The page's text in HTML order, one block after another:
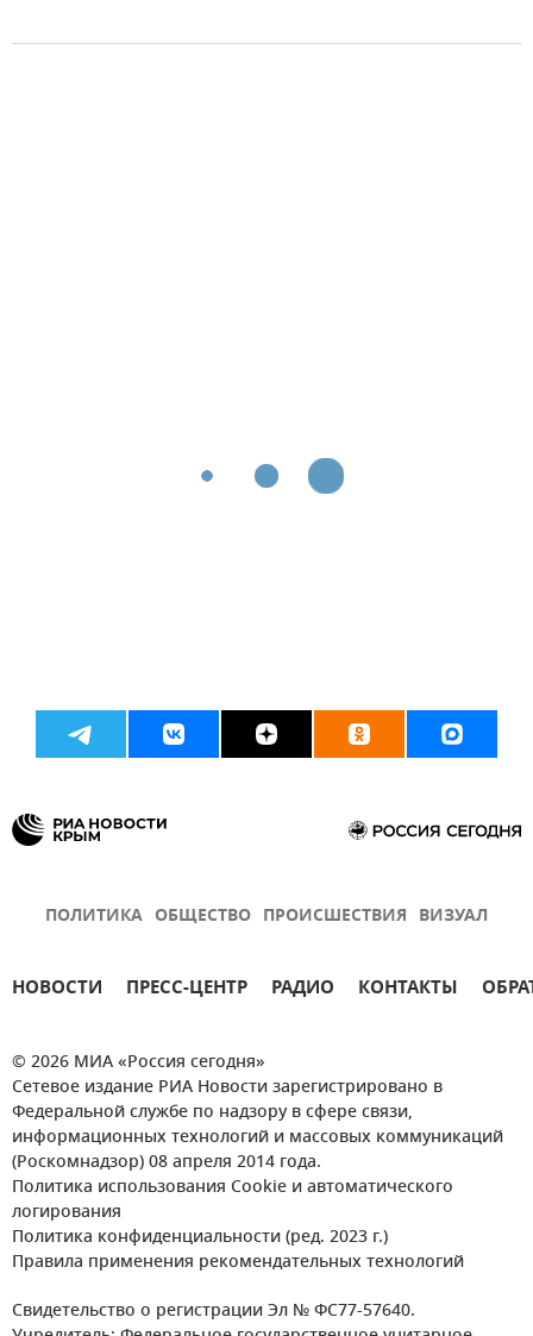
ПОЛИТИКА ОБЩЕСТВО ПРОИСШЕСТВИЯ ВИЗУАЛ
НОВОСТИ ПРЕСС-ЦЕНТР РАДИО КОНТАКТЫ
© 2026 МИА «Россия сегодня»
Сетевое издание РИА Новости зарегистрировано в
Федеральной службе по надзору в сфере связи,
информационных технологий и массовых коммуникаций
(Роскомнадзор) 08 апреля 2014 года.
Политика использования Cookie и автоматического
логирования
Политика конфиденциальности (ред. 2023 г.)
Правила применения рекомендательных технологий
Свидетельство о регистрации Эл № ФС77-57640.